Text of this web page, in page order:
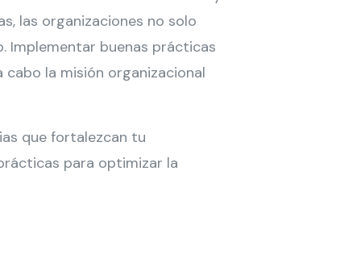
las organizaciones no solo
Implementar buenas prácticas
la misión organizacional
que fortalezcan tu
para optimizar la